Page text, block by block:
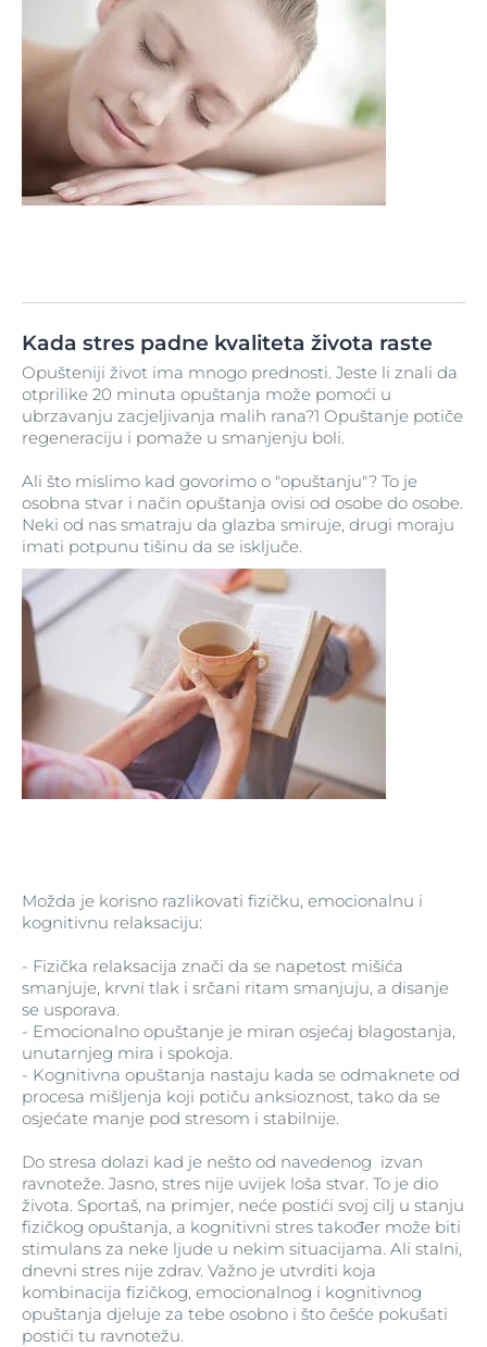
Kada stres padne kvaliteta života raste
Opušteniji život ima mnogo prednosti. Jeste li znali da
otprilike 20 minuta opuštanja može pomoći u
ubrzavanju zacjeljivanja malih rana?1 Opuštanje potiče
regeneraciju i pomaže u smanjenju boli.
Ali što mislimo kad govorimo o "opuštanju"? To je
osobna stvar i način opuštanja ovisi od osobe do osobe.
Neki od nas smatraju da glazba smiruje, drugi moraju
imati potpunu tišinu da se isključe.
Možda je korisno razlikovati fizičku, emocionalnu i
kognitivnu relaksaciju:
- Fizička relaksacija znači da se napetost mišića
smanjuje, krvni tlak i srčani ritam smanjuju, a disanje
se usporava.
- Emocionalno opuštanje je miran osjećaj blagostanja,
unutarnjeg mira i spokoja.
- Kognitivna opuštanja nastaju kada se odmaknete od
procesa mišljenja koji potiču anksioznost, tako da se
osjećate manje pod stresom i stabilnije.
Do stresa dolazi kad je nešto od navedenog izvan
ravnoteže. Jasno, stres nije uvijek loša stvar. To je dio
života. Sportaš, na primjer, neće postići svoj cilj u stanju
fizičkog opuštanja, a kognitivni stres također može biti
stimulans za neke ljude u nekim situacijama. Ali stalni,
dnevni stres nije zdrav. Važno je utvrditi koja
kombinacija fizičkog, emocionalnog i kognitivnog
opuštanja djeluje za tebe osobno i što češće pokušati
postići tu ravnotežu.